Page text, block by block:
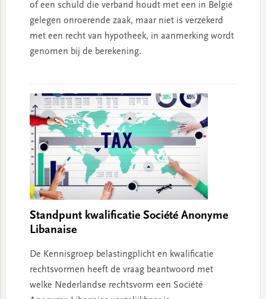
of een schuld die verband houdt met een in België
gelegen onroerende zaak, maar niet is verzekerd
met een recht van hypotheek, in aanmerking wordt
genomen bij de berekening.
Standpunt kwalificatie Société Anonyme
Libanaise
De Kennisgroep belastingplicht en kwalificatie
rechtsvormen heeft de vraag beantwoord met
welke Nederlandse rechtsvorm een Société